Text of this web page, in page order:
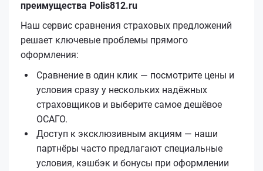
преимущества Polis812.ru
Наш сервис сравнения страховых предложений
решает ключевые проблемы прямого
оформления:
Сравнение в один клик — посмотрите цены и
условия сразу у нескольких надёжных
страховщиков и выберите самое дешёвое
ОСАГО.
Доступ к эксклюзивным акциям — наши
партнёры часто предлагают специальные
условия, кэшбэк и бонусы при оформлении